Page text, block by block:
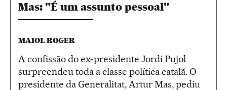
Mas: "É um assunto pessoal"
MAIOL ROGER
A confissão do ex-presidente Jordi Pujol
surpreendeu toda a classe política catalã. O
presidente da Generalitat, Artur Mas, pediu